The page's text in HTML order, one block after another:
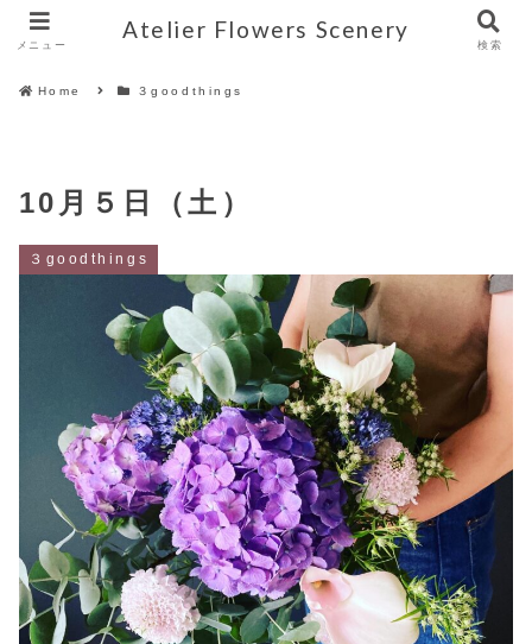
Home ３goodthings
10月５日（土）
３goodthings
メニュー
Atelier Flowers Scenery
検索